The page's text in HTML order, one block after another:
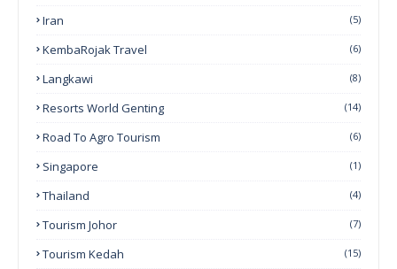
Iran (5)
KembaRojak Travel (6)
Langkawi (8)
Resorts World Genting (14)
Road To Agro Tourism (6)
Singapore (1)
Thailand (4)
Tourism Johor (7)
Tourism Kedah (15)